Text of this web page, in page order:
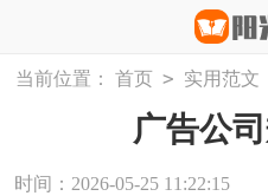
当前位置： 首页 > 实用范文
广告公
时间：2026-05-25 11:22:15